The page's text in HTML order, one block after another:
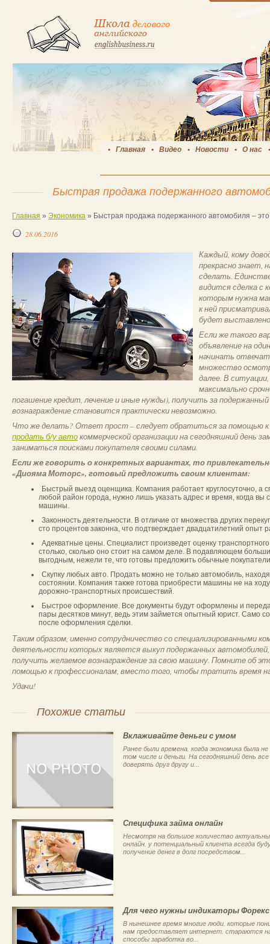
Главная Видео Новости О нас
Быстрая продажа подержанного
Главная » Экономика » Быстрая продажа подержанного автомобиля –
28.06.2016
Каждый, кому
прекрасно знает,
сделать.
видится сделка с
которым нужна
к ней
будет
Если же такого
объявление на
начинать
множество
далее. В
максимально
погашение кредит, лечение и иные нужды), получить за
вознаграждение становится практически невозможно.
Что же делать? Ответ прост – следует обратиться за помощью к
продать б/у автокоммерческой организации на сегодняшний день
заниматься поисками покупателя своими силами.
Если же говорить о конкретных вариантах, то
«Диояма Моторс», готовый предложить своим клиентам:
Быстрый выезд оценщика. Компания работает круглосуточно, а
любой район города, нужно лишь указать адрес и время, когда вы
машины.
Законность деятельности. В отличие от множества других
сто процентов законна, что подтверждает двадцатилетний опыт
Адекватные цены. Специалист произведет оценку
столько, сколько оно стоит на самом деле. В подавляющем
выгодным, нежели те, что готовы предложить обычные
Скупку любых авто. Продать можно не только автомобиль,
состоянии. Компания также готова приобрести машины не на
дорожно-транспортных происшествий.
Быстрое оформление. Все документы будут оформлены и
пары десятков минут, ведь этим займется опытный юрист. Само
после оформления сделки.
Таким образом, именно сотрудничество со специализированными
деятельности которых является выкуп подержанных
получить желаемое вознаграждение за свою машину. Помните об
помощью к профессионалам, вместо того, чтобы тратить время на
Удачи!
Похожие статьи
Вклаживайте деньги с умом
Ранее были времена, когда экономика была
том числе и деньги. На сегодняшний день
доверять друг другу и...
Специфика займа онлайн
Несмотря на большое количество
онлайн, у потенциальный клиента всегда
получение денег в долг посредством...
Для чего нужны индикаторы
В нынешнее время многие люди, которые
нам предоставляет интернет, стараются
способы заработка во...